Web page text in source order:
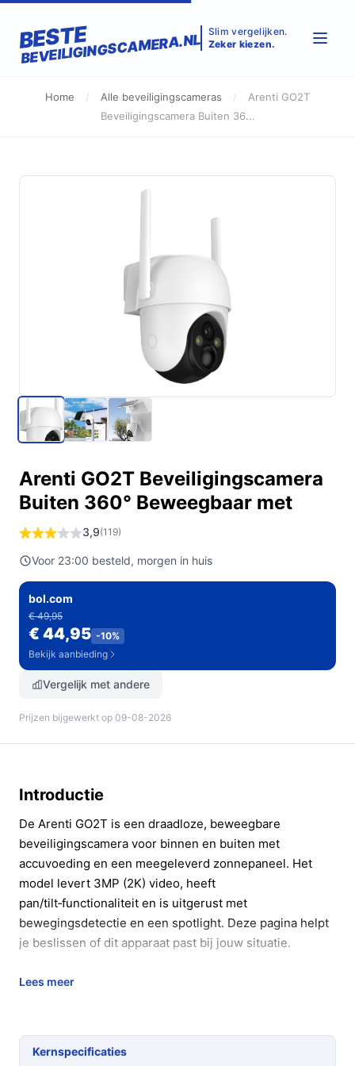
BESTE
BEVEILIGINGSCAMERA.NL Slim vergelijken.
Zeker kiezen.
Home / Alle beveiligingscameras /
Arenti GO2T
Beveiligingscamera Buiten 36...
Arenti GO2T Beveiligingscamera
Buiten 360° Beweegbaar met
3,9(119)
Voor 23:00 besteld, morgen in huis
bol.com
€ 49,95
€ 44,95 -10%
Bekijk aanbieding
Vergelijk met andere
Prijzen bijgewerkt op 09-08-2026
Introductie
De Arenti GO2T is een draadloze, beweegbare
beveiligingscamera voor binnen en buiten met
accuvoeding en een meegeleverd zonnepaneel. Het
model levert 3MP (2K) video, heeft
pan/tilt‑functionaliteit en is uitgerust met
bewegingsdetectie en een spotlight. Deze pagina helpt
je beslissen of dit apparaat past bij jouw situatie.
In 20 seconden beslissen
spotlight en zonnepaneel voor bijladen.
Lees meer
Kernspecificaties